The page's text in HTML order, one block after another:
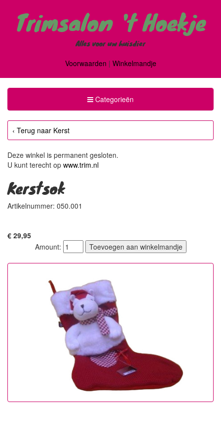
Trimsalon 't Hoekje
Alles voor uw huisdier
Voorwaarden | Winkelmandje
Toggle
Categorieën
Categorieën
‹ Terug naar Kerst
Deze winkel is permanent gesloten.
U kunt terecht op www.trim.nl
Kerstsok
Artikelnummer: 050.001
€ 29,95
Amount: